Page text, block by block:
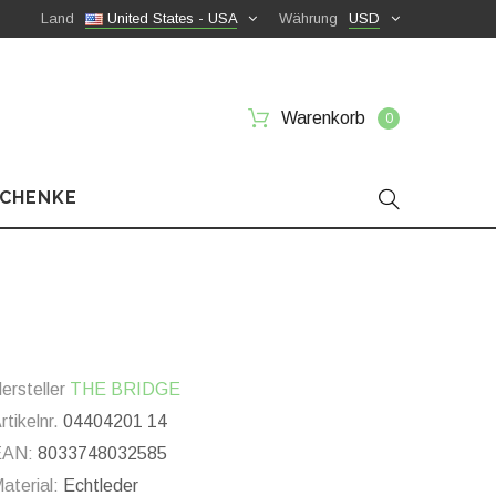
USD
Währung
United States - USA
Land
Warenkorb 0
THE BRIDGE
04404201 14
8033748032585
Echtleder